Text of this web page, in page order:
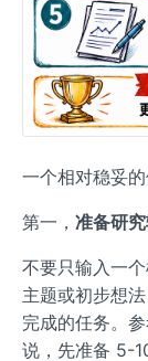
一个相对稳妥的
第一， 准备研
不要只输入一
主题或初步想
完成的任务。
说，先准备 5-